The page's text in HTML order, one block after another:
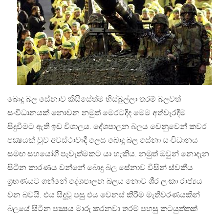
බොදු බල සේනාව කිසිසේත්ම හිස්බුල්ලා තරම් බලවත්
සංවිධානයක් නොවන නමුත් මෙරටදීද මෙම අත්වැරදීම
සිදුවීමට ඇති ඉඩ විශාලය. දේශපාලන බලය වෙනුවෙන් කවර
පක්‍ෂයක් වුව අවස්ථාවාදී ලෙස බොදු බල සේනා සංවිධානය
සමඟ සහයෝගී පැවැත්මකට යා හැකිය. නමුත් ඔවුන් නොදැන
සිටින කාරණය වන්නේ බොදු බල සේනාව විසින් ස්වකීය
ග‍්‍රහණයට ගන්නේ දේශපාලන බලය නොව ශී‍්‍ර ලංකා රාජ්‍යය
වන බවයි. එය සිදුවූ පසු එය වෙනස් කිරීම මැතිවරණයකින්
බලයේ සිටින පක්‍ෂය මාරු කරනවා තරම් පහසු කටයුත්තක්